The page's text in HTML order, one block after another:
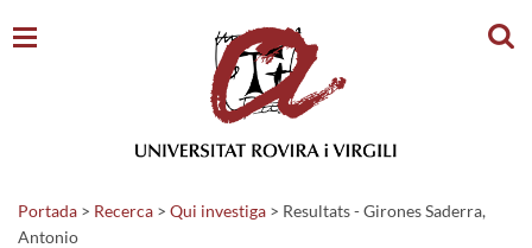
Portada > Recerca > Qui investiga > Resultats - Girones Saderra,
Antonio